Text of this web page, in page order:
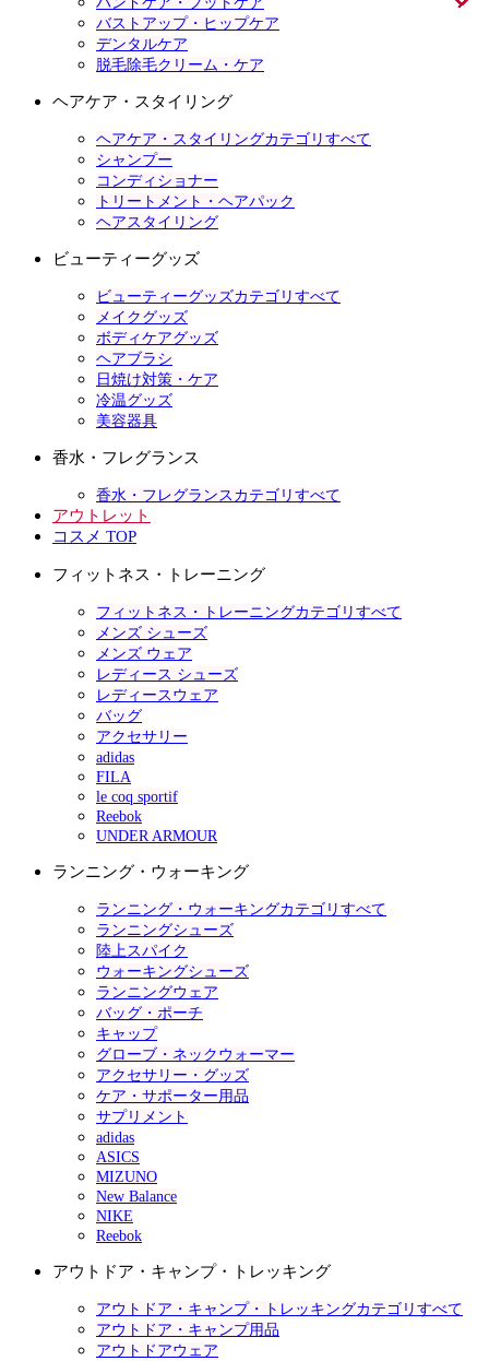
バストアップ・ヒップケア
デンタルケア
脱毛除毛クリーム・ケア
ヘアケア・スタイリング
ヘアケア・スタイリングカテゴリすべて
シャンプー
コンディショナー
トリートメント・ヘアパック
ヘアスタイリング
ビューティーグッズ
ビューティーグッズカテゴリすべて
メイクグッズ
ボディケアグッズ
ヘアブラシ
日焼け対策・ケア
冷温グッズ
美容器具
香水・フレグランス
香水・フレグランスカテゴリすべて
アウトレット
コスメ TOP
フィットネス・トレーニング
フィットネス・トレーニングカテゴリすべて
メンズ シューズ
メンズ ウェア
レディース シューズ
レディースウェア
バッグ
アクセサリー
adidas
FILA
le coq sportif
Reebok
UNDER ARMOUR
ランニング・ウォーキング
ランニング・ウォーキングカテゴリすべて
ランニングシューズ
陸上スパイク
ウォーキングシューズ
ランニングウェア
バッグ・ポーチ
キャップ
グローブ・ネックウォーマー
アクセサリー・グッズ
ケア・サポーター用品
サプリメント
adidas
ASICS
MIZUNO
New Balance
NIKE
Reebok
アウトドア・キャンプ・トレッキング
アウトドア・キャンプ・トレッキングカテゴリすべて
アウトドア・キャンプ用品
アウトドアウェア